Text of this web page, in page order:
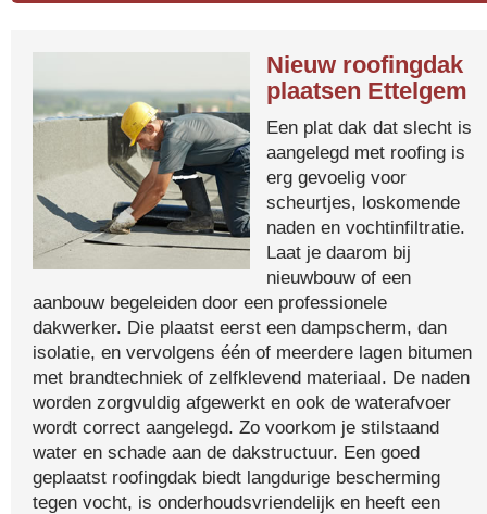
Nieuw roofingdak
plaatsen Ettelgem
Een plat dak dat slecht is
aangelegd met roofing is
erg gevoelig voor
scheurtjes, loskomende
naden en vochtinfiltratie.
Laat je daarom bij
nieuwbouw of een
aanbouw begeleiden door een professionele
dakwerker. Die plaatst eerst een dampscherm, dan
isolatie, en vervolgens één of meerdere lagen bitumen
met brandtechniek of zelfklevend materiaal. De naden
worden zorgvuldig afgewerkt en ook de waterafvoer
wordt correct aangelegd. Zo voorkom je stilstaand
water en schade aan de dakstructuur. Een goed
geplaatst roofingdak biedt langdurige bescherming
tegen vocht, is onderhoudsvriendelijk en heeft een